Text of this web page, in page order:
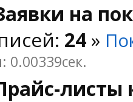
на
24 »
0.00339сек.
листы